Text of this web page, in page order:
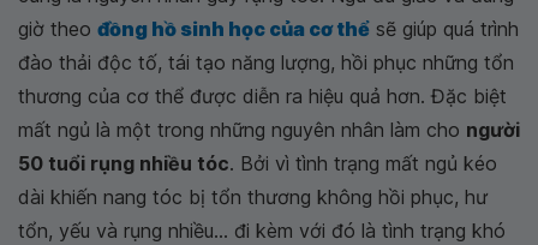
giờ theo đồng hồ sinh học của cơ thể sẽ giúp quá trình
đào thải độc tố, tái tạo năng lượng, hồi phục những tổn
thương của cơ thể được diễn ra hiệu quả hơn. Đặc biệt
mất ngủ là một trong những nguyên nhân làm cho người
50 tuổi rụng nhiều tóc. Bởi vì tình trạng mất ngủ kéo
dài khiến nang tóc bị tổn thương không hồi phục, hư
tổn, yếu và rụng nhiều... đi kèm với đó là tình trạng khó